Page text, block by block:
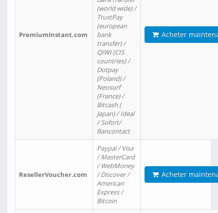
PremiumInstant.com
(world wide) /
TrustPay
(european
bank
transfer) /
QIWI (CIS
countries) /
Dotpay
(Poland) /
Neosurf
(France) /
Bitcash (
Japan) / Ideal
/ Sofort/
Bancontact
Acheter
ResellerVoucher.com
Paypal / Visa
/ MasterCard
/ WebMoney
/ Discover /
American
Express /
Bitcoin
Acheter